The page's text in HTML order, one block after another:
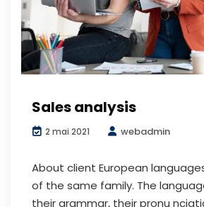
Sales analysis
2 mai 2021 webadmin
About client European
of the same family. The
their grammar, their pronu